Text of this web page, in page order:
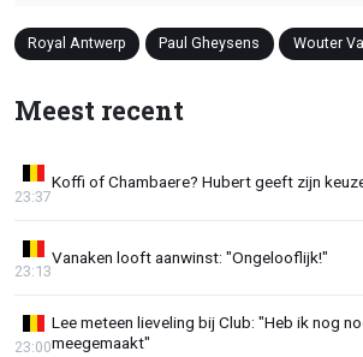
Royal Antwerp Paul Gheysens Wouter
Meest recent
Koffi of Chambaere? Hubert geeft zijn
23:37
Vanaken looft aanwinst: "Ongelooflijk!"
23:13
Lee meteen lieveling bij Club: "Heb ik nog
meegemaakt"
23:00